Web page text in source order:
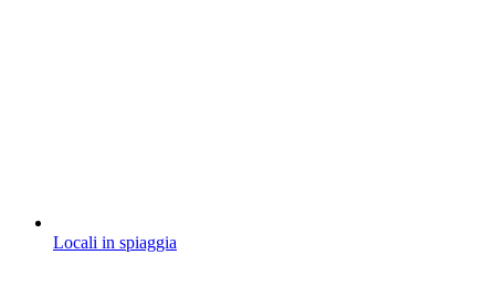
Locali in spiaggia